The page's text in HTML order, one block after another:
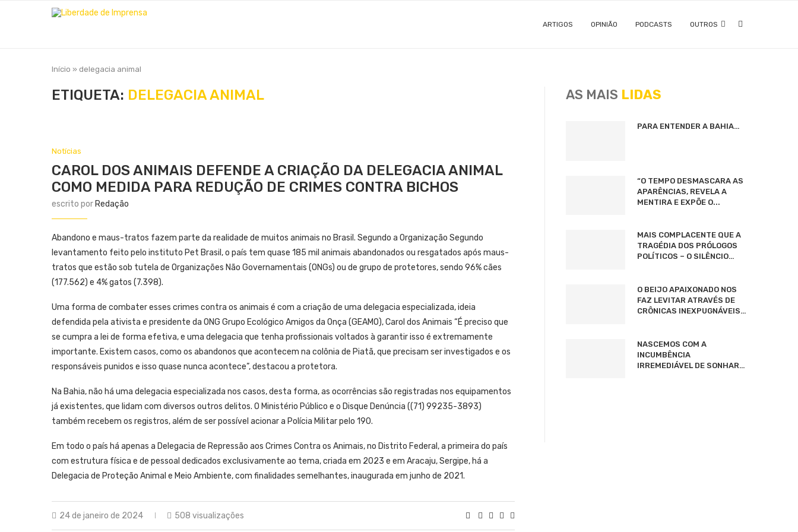
ARTIGOS OPINIÃO PODCASTS OUTROS
Início » delegacia animal
ETIQUETA: DELEGACIA ANIMAL
Notícias
CAROL DOS ANIMAIS DEFENDE A CRIAÇÃO DA DELEGACIA ANIMAL
COMO MEDIDA PARA REDUÇÃO DE CRIMES CONTRA BICHOS
escrito por Redação
Abandono e maus-tratos fazem parte da realidade de muitos animais no Brasil. Segundo a Organização Segundo
levantamento feito pelo instituto Pet Brasil, o país tem quase 185 mil animais abandonados ou resgatados após maus-
tratos que estão sob tutela de Organizações Não Governamentais (ONGs) ou de grupo de protetores, sendo 96% cães
(177.562) e 4% gatos (7.398).
Uma forma de combater esses crimes contra os animais é com a criação de uma delegacia especializada, ideia
defendida pela ativista e presidente da ONG Grupo Ecológico Amigos da Onça (GEAMO), Carol dos Animais “É preciso que
se cumpra a lei de forma efetiva, e uma delegacia que tenha profissionais voltados à garantir isso é extremamente
importante. Existem casos, como os abandonos que acontecem na colônia de Piatã, que precisam ser investigados e os
responsáveis punidos e isso quase nunca acontece”, destacou a protetora.
Na Bahia, não há uma delegacia especializada nos casos, desta forma, as ocorrências são registradas nos equipamentos
já existentes, que lidam com diversos outros delitos. O Ministério Público e o Disque Denúncia ((71) 99235-3893)
também recebem os registros, além de ser possível acionar a Polícia Militar pelo 190.
Em todo o país há apenas a Delegacia de Repressão aos Crimes Contra os Animais, no Distrito Federal, a primeira do país
com estrutura física e de pessoal dedicados exclusivamente ao tema, criada em 2023 e em Aracaju, Sergipe, há a
Delegacia de Proteção Animal e Meio Ambiente, com finalidades semelhantes, inaugurada em junho de 2021.
24 de janeiro de 2024 508 visualizações
AS MAIS LIDAS
PARA ENTENDER A BAHIA…
“O TEMPO DESMASCARA AS
APARÊNCIAS, REVELA A
MENTIRA E EXPÕE O...
MAIS COMPLACENTE QUE A
TRAGÉDIA DOS PRÓLOGOS
POLÍTICOS – O SILÊNCIO…
O BEIJO APAIXONADO NOS
FAZ LEVITAR ATRAVÉS DE
CRÔNICAS INEXPUGNÁVEIS…
NASCEMOS COM A
INCUMBÊNCIA
IRREMEDIÁVEL DE SONHAR…